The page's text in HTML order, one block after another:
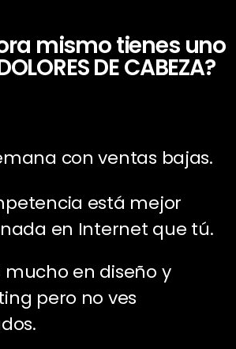
mismo tienes uno
DE CABEZA?
con ventas bajas.
está mejor
en Internet que tú.
mucho en diseño y
pero no ves